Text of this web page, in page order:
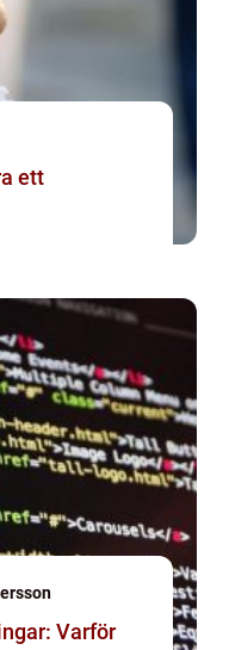
ett
Varför